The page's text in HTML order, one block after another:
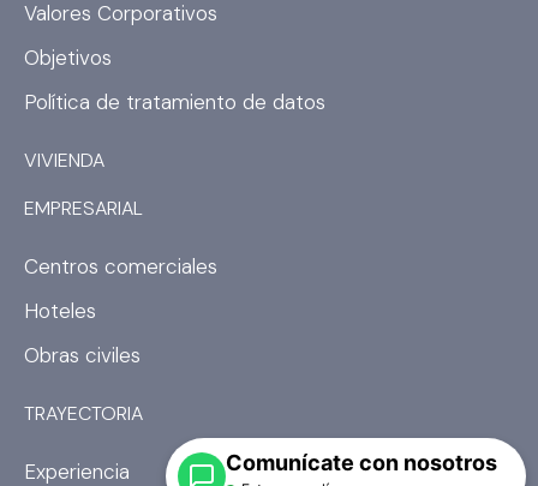
Comunícate con nosotros
k
a
Valores Corporativos
Objetivos
Política de tratamiento de datos
VIVIENDA
EMPRESARIAL
Centros comerciales
Hoteles
Obras civiles
TRAYECTORIA
Experiencia